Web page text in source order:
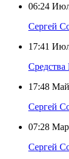
06:24
Сергей
17:41
17:48 Май
Сергей
07:28
Сергей